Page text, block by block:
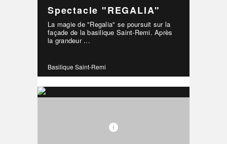
Spectacle "REGALIA"
La magie de "Regalia" se poursuit sur la
façade de la basilique Saint-Remi. Après
la grandeur ...
Basilique Saint-Remi